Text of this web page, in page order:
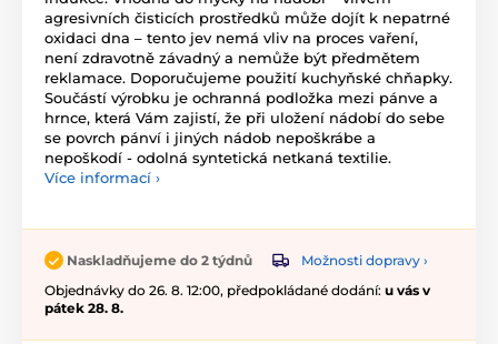
agresivních čisticích prostředků může dojít k nepatrné
oxidaci dna – tento jev nemá vliv na proces vaření,
není zdravotně závadný a nemůže být předmětem
reklamace. Doporučujeme použití kuchyňské chňapky.
Součástí výrobku je ochranná podložka mezi pánve a
hrnce, která Vám zajistí, že při uložení nádobí do sebe
se povrch pánví i jiných nádob nepoškrábe a
nepoškodí - odolná syntetická netkaná textilie.
Více informací ›
Naskladňujeme do 2 týdnů
Možnosti dopravy ›
Objednávky do 26. 8. 12:00, předpokládané dodání: u vás v
pátek 28. 8.